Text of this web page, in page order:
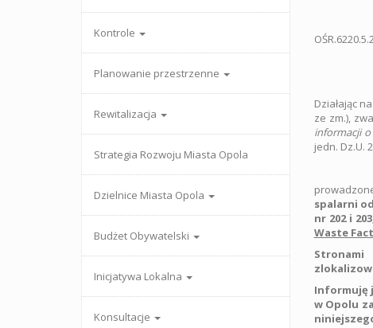
Kontrole
Planowanie przestrzenne
Rewitalizacja
Strategia Rozwoju Miasta Opola
Dzielnice Miasta Opola
Budżet Obywatelski
Inicjatywa Lokalna
Konsultacje
Działając
ze zm.),
informacji
jedn. Dz.U.
spalarni
nr 202 i
Waste
Informuję
w Opolu